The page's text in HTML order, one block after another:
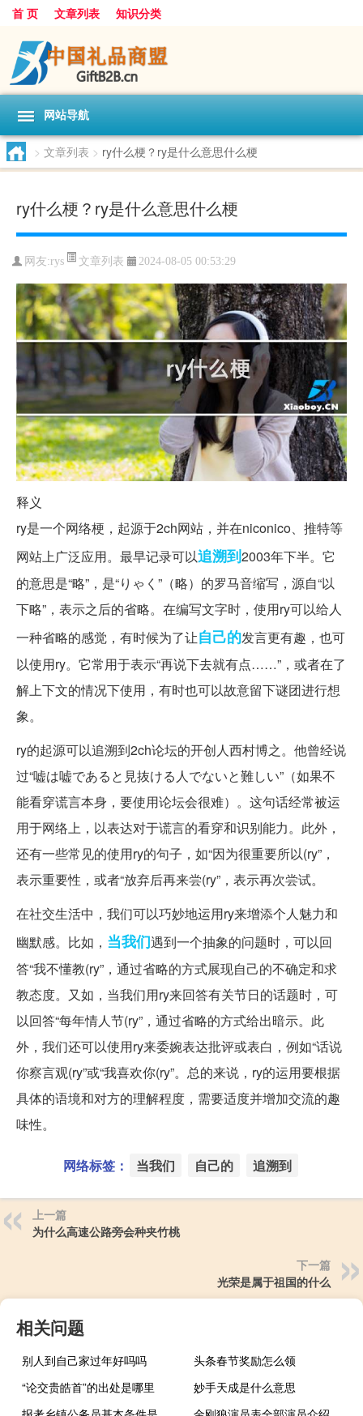
首 页 文章列表 知识分类
网站导航
> 文章列表 > ry什么梗？ry是什么意思什么梗
ry什么梗？ry是什么意思什么梗
网友:rys 文章列表 2024-08-05 00:53:29
释义
ry是一个网络梗，起源于2ch网站，并在niconico、推特等
网站上广泛应用。最早记录可以追溯到2003年下半。它
的意思是“略”，是“りゃく”（略）的罗马音缩写，源自“以
下略”，表示之后的省略。在编写文字时，使用ry可以给人
一种省略的感觉，有时候为了让自己的发言更有趣，也可
以使用ry。它常用于表示“再说下去就有点……”，或者在了
解上下文的情况下使用，有时也可以故意留下谜团进行想
象。
ry的起源可以追溯到2ch论坛的开创人西村博之。他曾经说
过“嘘は嘘であると見抜ける人でないと難しい”（如果不
能看穿谎言本身，要使用论坛会很难）。这句话经常被运
用于网络上，以表达对于谎言的看穿和识别能力。此外，
还有一些常见的使用ry的句子，如“因为很重要所以(ry”，
表示重要性，或者“放弃后再来尝(ry”，表示再次尝试。
在社交生活中，我们可以巧妙地运用ry来增添个人魅力和
幽默感。比如， 当我们遇到一个抽象的问题时，可以回
答“我不懂教(ry”，通过省略的方式展现自己的不确定和求
教态度。又如，当我们用ry来回答有关节日的话题时，可
以回答“每年情人节(ry”，通过省略的方式给出暗示。此
外，我们还可以使用ry来委婉表达批评或表白，例如“话说
你察言观(ry”或“我喜欢你(ry”。总的来说，ry的运用要根据
具体的语境和对方的理解程度，需要适度并增加交流的趣
味性。
网络标签： 当我们 自己的 追溯到
上一篇
为什么高速公路旁会种夹竹桃
下一篇
光荣是属于祖国的什么
相关问题
别人到自己家过年好吗吗
头条春节奖励怎么领
“论交贵皓首”的出处是哪里
妙手天成是什么意思